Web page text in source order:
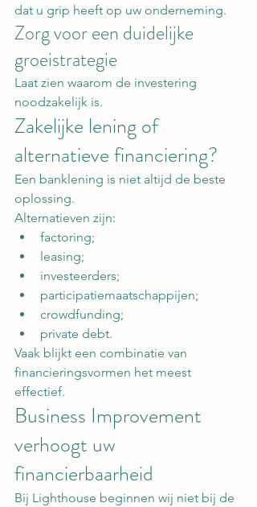
dat u grip heeft op uw onderneming.
Zorg voor een duidelijke
groeistrategie
Laat zien waarom de investering
noodzakelijk is.
Zakelijke lening of
alternatieve financiering?
Een banklening is niet altijd de beste
oplossing.
Alternatieven zijn:
factoring;
leasing;
investeerders;
participatiemaatschappijen;
crowdfunding;
private debt.
Vaak blijkt een combinatie van
financieringsvormen het meest
effectief.
Business Improvement
verhoogt uw
financierbaarheid
Bij Lighthouse beginnen wij niet bij de